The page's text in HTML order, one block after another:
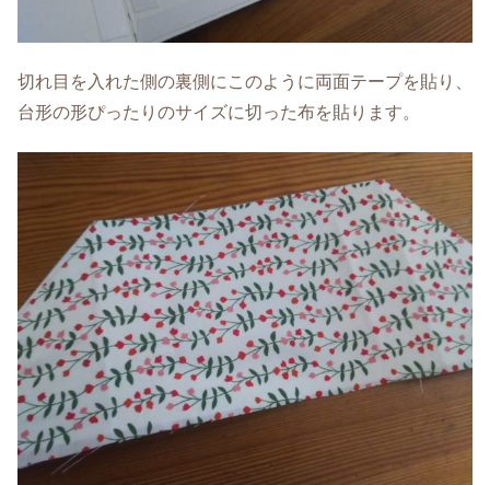
切れ目を入れた側の裏側にこのように両面テープを貼り、
台形の形ぴったりのサイズに切った布を貼ります。